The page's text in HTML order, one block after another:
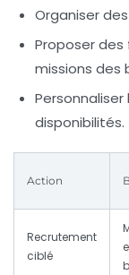
Organiser
Proposer
missions des
disponibilités.
Action
Recrutement
ciblé